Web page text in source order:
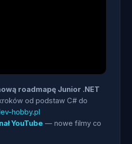
roadmapę Junior .NET
od podstaw C# do
hobby.pl
YouTube — nowe filmy co